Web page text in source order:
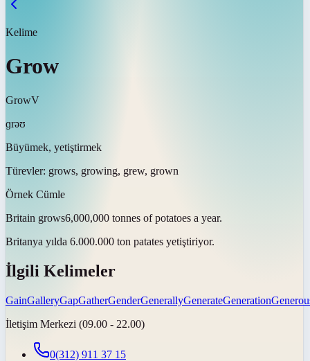
Kelime
Grow
GrowV
ɡrəʊ
Büyümek, yetiştirmek
Türevler: grows, growing, grew, grown
Örnek Cümle
Britain grows6,000,000 tonnes of potatoes a year.
Britanya yılda 6.000.000 ton patates yetiştiriyor.
İlgili Kelimeler
GainGalleryGapGatherGenderGenerallyGenerateGeneration
İletişim Merkezi (09.00 - 22.00)
0(312) 911 37 15